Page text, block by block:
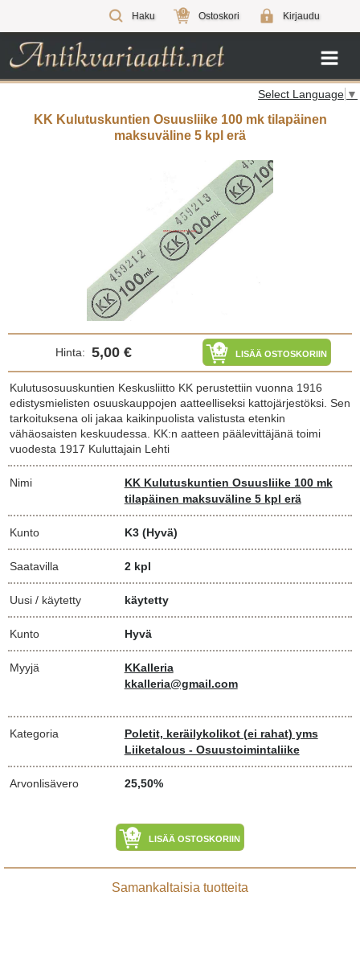
Haku 0 Ostoskori Kirjaudu
Select Language ▼
KK Kulutuskuntien Osuusliike 100 mk tilapäinen
maksuväline 5 kpl erä
Hinta: 5,00 € LISÄÄ OSTOSKORIIN
Kulutusosuuskuntien Keskusliitto KK perustettiin vuonna 1916
edistysmielisten osuuskauppojen aatteelliseksi kattojärjestöksi. Sen
tarkoituksena oli jakaa kaikinpuolista valistusta etenkin
vähäosaisten keskuudessa. KK:n aatteen päälevittäjänä toimi
vuodesta 1917 Kuluttajain Lehti
Nimi
KK Kulutuskuntien Osuusliike 100 mk
tilapäinen maksuväline 5 kpl erä
Kunto K3 (Hyvä)
Saatavilla 2 kpl
Uusi / käytetty käytetty
Kunto Hyvä
Myyjä
KKalleria
kkalleria@gmail.com
Kategoria
Poletit, keräilykolikot (ei rahat) yms
Liiketalous - Osuustoimintaliike
Arvonlisävero 25,50%
LISÄÄ OSTOSKORIIN
Samankaltaisia tuotteita